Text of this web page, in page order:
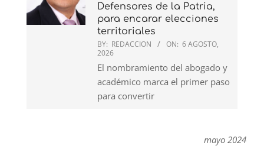
Defensores de la Patria,
para encarar elecciones
territoriales
BY: REDACCION ON: 6 AGOSTO,
2026
El nombramiento del abogado y
académico marca el primer paso
para convertir
mayo 2024